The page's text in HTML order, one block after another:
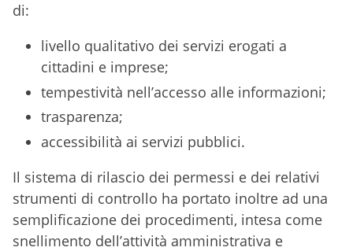
di:
livello qualitativo dei servizi erogati a
cittadini e imprese;
tempestività nell’accesso alle informazioni;
trasparenza;
accessibilità ai servizi pubblici.
Il sistema di rilascio dei permessi e dei relativi
strumenti di controllo ha portato inoltre ad una
semplificazione dei procedimenti, intesa come
snellimento dell’attività amministrativa e